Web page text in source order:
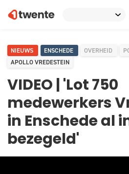
NIEUWS ENSCHEDE OVERHEID
APOLLO VREDESTEIN
VIDEO | 'Lot 750
medewerkers
in Enschede al
bezegeld'